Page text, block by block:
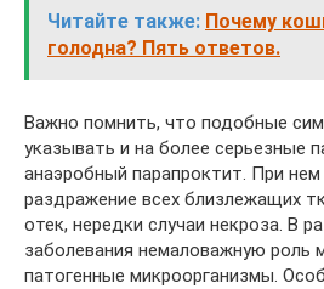
Читайте также: Почему
голодна? Пять ответов.
Важно помнить, что подобные
указывать и на более серьезные
анаэробный парапроктит. При нем
раздражение всех близлежащих
отек, нередки случаи некроза. В
заболевания немаловажную роль
патогенные микроорганизмы.